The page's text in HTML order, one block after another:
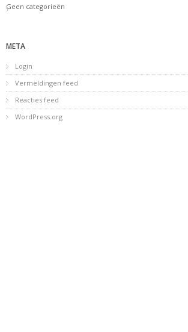
Geen categorieën
META
Login
Vermeldingen feed
Reacties feed
WordPress.org